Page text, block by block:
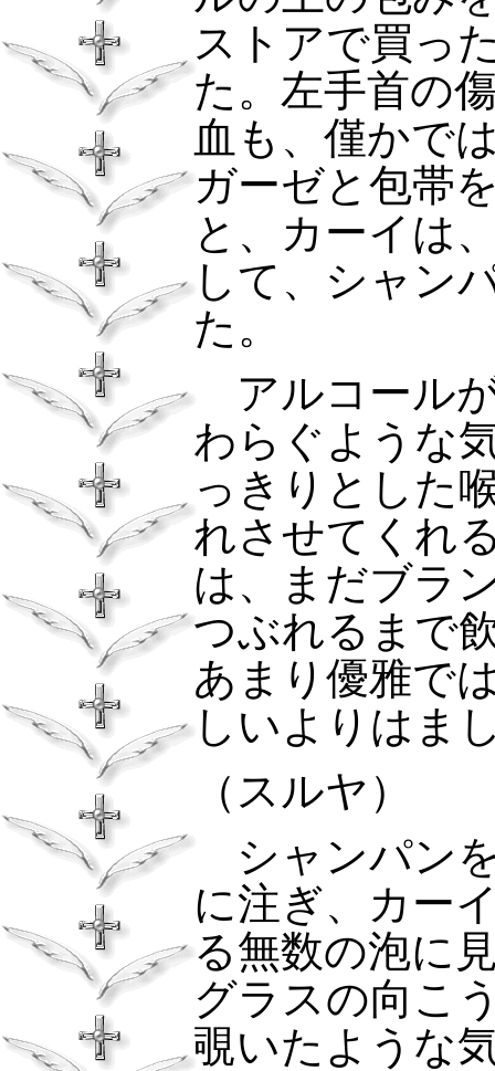
ストアで買っ
た。左手首の
血も、僅かで
ガーゼと包帯
と、カーイは
して、シャン
た。
アルコール
わらぐような
っきりとした
れさせてくれ
は、まだブラ
つぶれるまで
あまり優雅で
しいよりはま
（スルヤ）
シャンパン
に注ぎ、カー
る無数の泡に
グラスの向こ
覗いたような